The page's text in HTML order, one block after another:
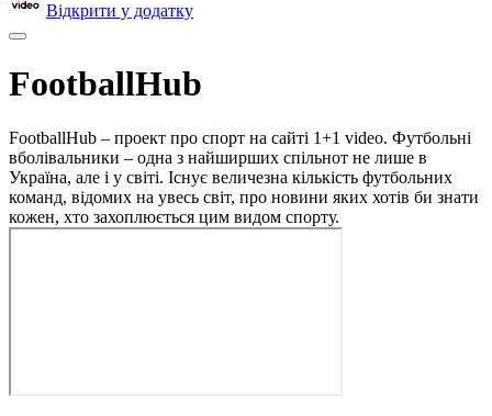
Відкрити у додатку
FootballHub
FootballHub – проект про спорт на сайті 1+1 video. Футбольні
вболівальники – одна з найширших спільнот не лише в
Україна, але і у світі. Існує величезна кількість футбольних
команд, відомих на увесь світ, про новини яких хотів би знати
кожен, хто захоплюється цим видом спорту.